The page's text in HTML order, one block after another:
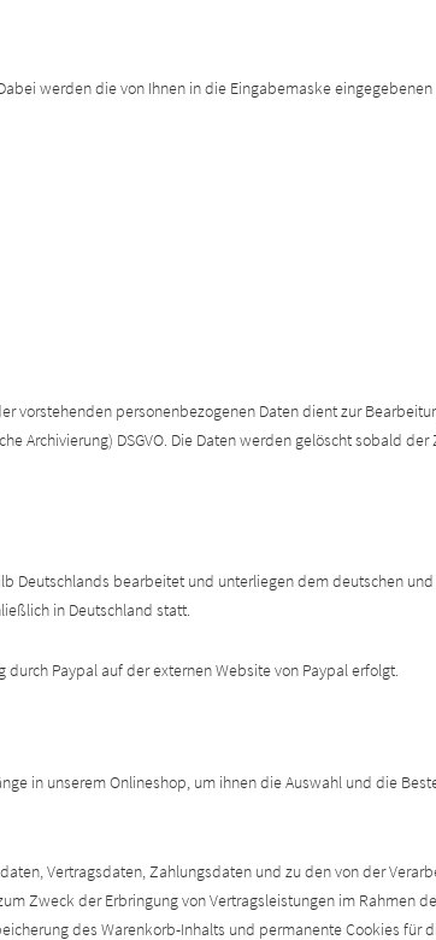
werden die von Ihnen in die Eingabemaske
vorstehenden personenbezogenen Daten dient zur
Archivierung) DSGVO. Die Daten werden gelöscht sobald
Deutschlands bearbeitet und unterliegen dem deutschen
in Deutschland statt.
Paypal auf der externen Website von Paypal erfolgt.
in unserem Onlineshop, um ihnen die Auswahl und die
Vertragsdaten, Zahlungsdaten und zu den von der
Zweck der Erbringung von Vertragsleistungen im Rahmen
des Warenkorb-Inhalts und permanente Cookies für